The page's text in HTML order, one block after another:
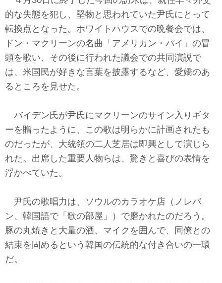
コメンタリー
社説
東アジア
東京発
的な失態を犯し、堅物と思われていた尹氏にとって
転換点となった。ホワイトハウスでの晩餐会では、
ドン・マクリーンの名曲「アメリカン・パイ」の冒
頭を歌い、その後に行われた議会での共同演説で
は、米国民が好きな言葉を披露するなど、愛嬌のあ
るところを見せた。
バイデン氏が尹氏にマクリーンのサイン入りギタ
ーを贈ったように、この歌は明らかに計画されたも
のだったが、大統領の二人芝居は即興として演じら
れた。出席した重要人物らは、驚きと喜びの表情を
浮かべていた。
尹氏の歌唱力は、ソウルのカラオケ店（ノレバ
ン、韓国語で「歌の部屋」）で磨かれたのだろう。
豚の丸焼きと大量の酒、マイクを囲んで、同僚との
結束を固めるという韓国の伝統的な付き合いの一環
だ。